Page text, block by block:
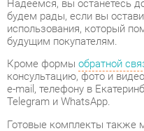
консультацию, фото и
e-mail, телефону в
Telegram и WhatsApp.
Готовые комплекты также
нашем шоу-руме и купить
БОРН набор 10 Венге магия,
нашего центрального
список адресов и магазинов
контактов